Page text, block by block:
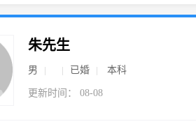
朱先生
男 已婚 本科
更新时间： 08-08